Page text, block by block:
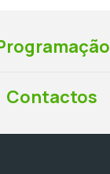
Contactos